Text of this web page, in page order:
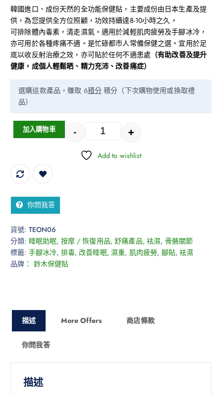
韓國進口、成份天然的全功能保健貼，主要成份由日本生產及提
供，為您提供全方位照顧，功效持續達8-10小時之久。
可排除體內毒素，清走濕氣。適用於減輕肌肉疲勞及手腳冰冷，
亦可用於各種疼痛不適。是忙碌都市人常備保健之選。宜用於足
底以收反射治療之效，亦可貼於任何不適患處 （有助改善及提升
健康，成個人輕鬆晒、精力充沛、改善痛症）
選購這款產品，賺取 6積分積分（下次購物使用或換取禮
品）
- +
加入購物車
Add to wishlist
你問我答
貨號: TEON06
分類: 睡眠助眠, 按摩 / 恢復用品,舒痛產品,袪濕, 骨骼關節
標籤: 手腳冰冷, 排毒, 改善睡眠,濕重, 肌肉疲勞, 腳貼,袪濕
品牌： 鈴木保健貼
描述 More Offers 商店條款
你問我答
描述